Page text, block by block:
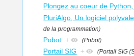
Plongez au coeur de
PluriAlgo, Un logiciel
de la programmation)
Pobot + (Pobot)
Portail SIG + (Portail SIG